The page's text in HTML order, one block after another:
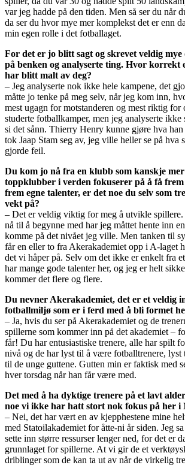
var jeg hadde på den tiden. Men så ser du når
da ser du hvor mye mer komplekst det er enn
min egen rolle i det fotballaget.
For det er jo blitt sagt og skrevet veldig mye
på benken og analyserte ting. Hvor korrekt
har blitt malt av deg?
– Jeg analyserte nok ikke hele kampene, det
måtte jo tenke på meg selv, når jeg kom inn,
mest ugagn for motstanderen og mest riktig for
studerte fotballkamper, men jeg analyserte ikke
si det sånn. Thierry Henry kunne gjøre hva
tok Jaap Stam seg av, jeg ville heller se på hva
gjorde feil.
Du kom jo nå fra en klubb som kanskje mer
toppklubber i verden fokuserer på å få frem
frem egne talenter, er det noe du selv som
vekt på?
– Det er veldig viktig for meg å utvikle spillere.
nå til å begynne med har jeg måttet hente inn
komme på det nivået jeg ville. Men tanken til
får en eller to fra Akerakademiet opp i A-laget
det vi håper på. Selv om det ikke er enkelt fra
har mange gode talenter her, og jeg er helt
kommer det flere og flere.
Du nevner Akerakademiet, det er et veldig
fotballmiljø som er i ferd med å bli formet
– Ja, hvis du ser på Akerakademiet og de
spillerne som kommer inn på det akademiet –
får! Du har entusiastiske trenere, alle har spilt
nivå og de har lyst til å være fotballtrenere, lyst
til de unge guttene. Gutten min er faktisk med
hver torsdag når han får være med.
Det med å ha dyktige trenere på et lavt
noe vi ikke har hatt stort nok fokus på her i
– Nei, det har vært en av kjepphestene mine
med Statoilakademiet for åtte-ni år siden. Jeg
sette inn større ressurser lenger ned, for det er
grunnlaget for spillerne. At vi gir de et
driblinger som de kan ta ut av når de virkelig